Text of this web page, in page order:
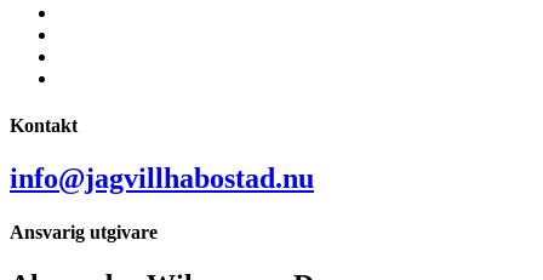
Kontakt
info@jagvillhabostad.nu
Ansvarig utgivare